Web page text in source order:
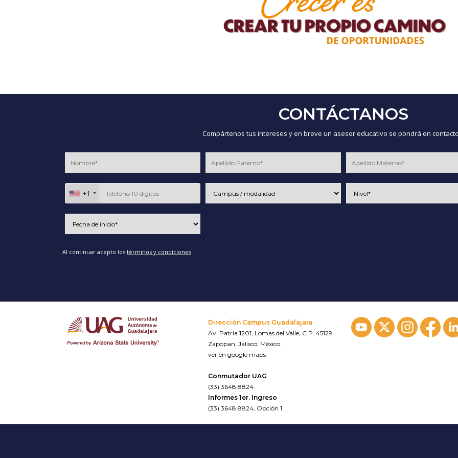
CONTÁCTANOS
Compártenos tus intereses y en breve un asesor educativo se pondrá en
+1
Al continuar acepto los términos y condiciones
Dirección Campus Guadalajara
Av. Patria 1201, Lomas del Valle, C.P. 45129
Zapopan, Jalisco, México.
ver en google maps
Conmutador UAG
(33) 3648 8824
Informes 1er. Ingreso
(33) 3648 8824, Opción 1